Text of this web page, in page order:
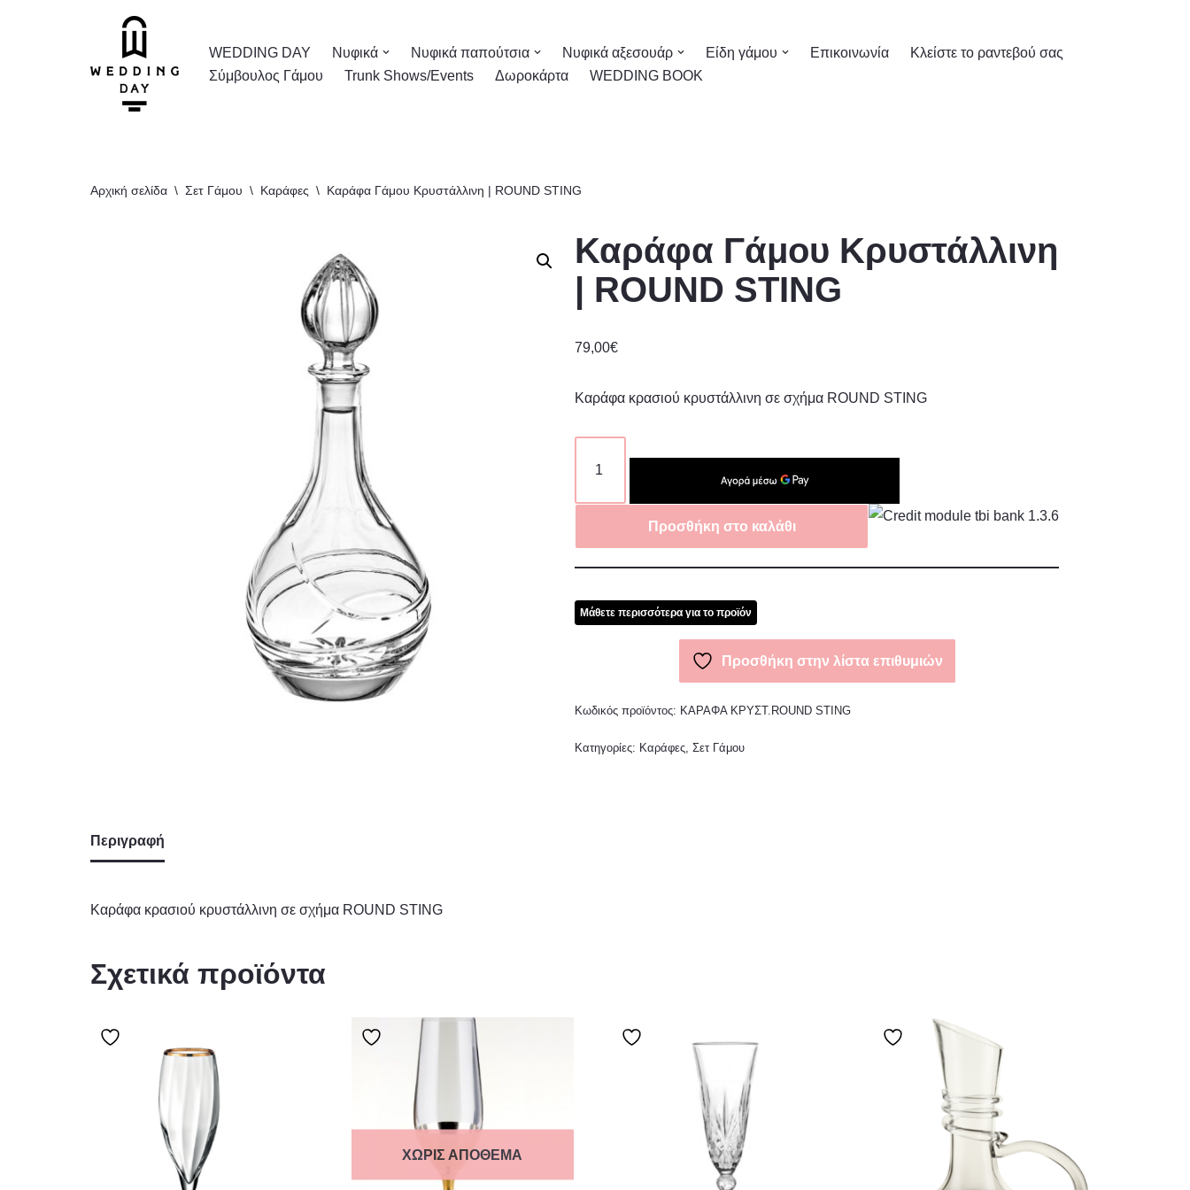
WEDDING DAY Νυφικά Νυφικά παπούτσια Νυφικά αξεσουάρ Είδη γάμου Επικοινωνία
Κλείστε το ραντεβού σας
Σύμβουλος Γάμου
Trunk Shows/Events Δωροκάρτα WEDDING BOOK
Αρχική σελίδα \ Σετ Γάμου \ Καράφες \ Καράφα Γάμου Κρυστάλλινη | ROUND STING
Καράφα Γάμου Κρυστάλλινη
| ROUND STING
79,00€
Καράφα κρασιού κρυστάλλινη σε σχήμα ROUND STING
Προσθήκη στο καλάθι
Μάθετε περισσότερα για το προϊόν
Προσθήκη στην λίστα επιθυμιών
Κωδικός προϊόντος: ΚΑΡΑΦΑ ΚΡΥΣΤ.ROUND STING
Κατηγορίες: Καράφες,Σετ Γάμου
Περιγραφή
Καράφα κρασιού κρυστάλλινη σε σχήμα ROUND STING
Σχετικά προϊόντα
ΧΩΡΊΣ ΑΠΌΘΕΜΑ